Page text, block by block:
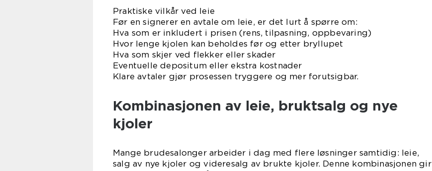
Praktiske vilkår ved leie
Før en signerer en avtale om leie, er det lurt å spørre om:
Hva som er inkludert i prisen (rens, tilpasning, oppbevaring)
Hvor lenge kjolen kan beholdes før og etter bryllupet
Hva som skjer ved flekker eller skader
Eventuelle depositum eller ekstra kostnader
Klare avtaler gjør prosessen tryggere og mer forutsigbar.
Kombinasjonen av leie, bruktsalg og nye
kjoler
Mange brudesalonger arbeider i dag med flere løsninger samtidig: leie,
salg av nye kjoler og videresalg av brukte kjoler. Denne kombinasjonen gir